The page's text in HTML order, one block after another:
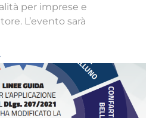
per imprese e
L’evento sarà